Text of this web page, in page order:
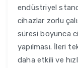
endüstriyel
cihazlar zorlu
süresi boyunca
yapılması. İleri
daha etkili ve